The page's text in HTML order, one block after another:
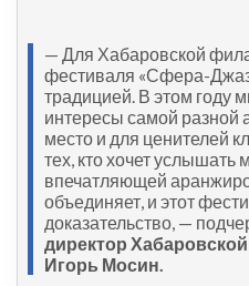
— Для Хабаровской
фестиваля «Сфера-
традицией. В этом году
интересы самой разной
место и для ценителей
тех, кто хочет
впечатляющей
объединяет, и этот
доказательство, —
директор
Игорь Мосин.